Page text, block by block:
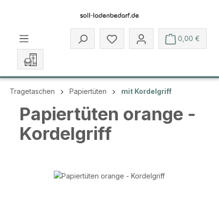
Du hast 0 Produkte auf dem
0,00 €
Tragetaschen Papiertüten mit Kordelgriff
Papiertüten orange -
Kordelgriff
Bildergalerie überspringen